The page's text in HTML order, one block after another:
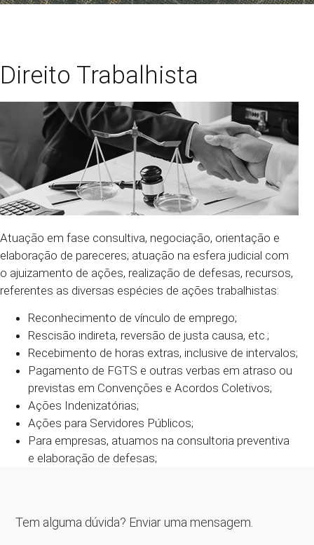
Direito Trabalhista
Atuação em fase consultiva, negociação, orientação e
elaboração de pareceres; atuação na esfera judicial com
o ajuizamento de ações, realização de defesas, recursos,
referentes as diversas espécies de ações trabalhistas:
Reconhecimento de vínculo de emprego;
Rescisão indireta, reversão de justa causa, etc.;
Recebimento de horas extras, inclusive de intervalos;
Pagamento de FGTS e outras verbas em atraso ou
previstas em Convenções e Acordos Coletivos;
Ações Indenizatórias;
Ações para Servidores Públicos;
Para empresas, atuamos na consultoria preventiva
e elaboração de defesas;
Tem alguma dúvida? Enviar uma mensagem.